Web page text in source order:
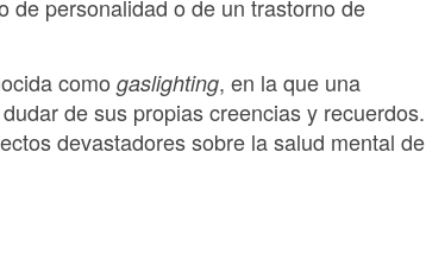
de personalidad o de un trastorno de
como gaslighting, en la que una
de sus propias creencias y recuerdos.
devastadores sobre la salud mental de